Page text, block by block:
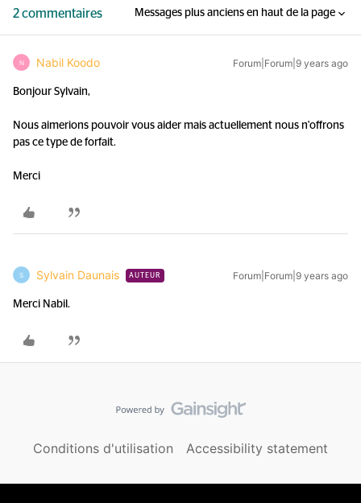
2 commentaires Messages plus anciens en haut de la page
N Nabil Koodo Forum|Forum|9 years ago
Bonjour Sylvain,
Nous aimerions pouvoir vous aider mais actuellement nous n'offrons
pas ce type de forfait.
Merci
S Sylvain Daunais AUTEUR Forum|Forum|9 years ago
Merci Nabil.
Conditions d'utilisation Accessibility statement